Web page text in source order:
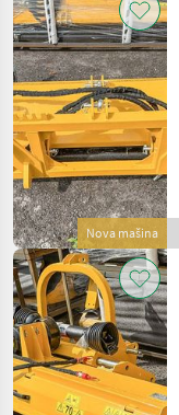
Nova mašina